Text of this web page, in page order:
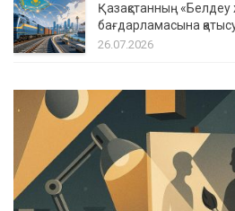
Қазақстанның
бағдарламасына
26.07.2026